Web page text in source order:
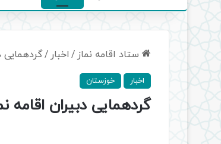
ستاد اقامه نماز / اخبار /گردهمایی
اخبار خوزستان
گردهمایی دبیران اقامه